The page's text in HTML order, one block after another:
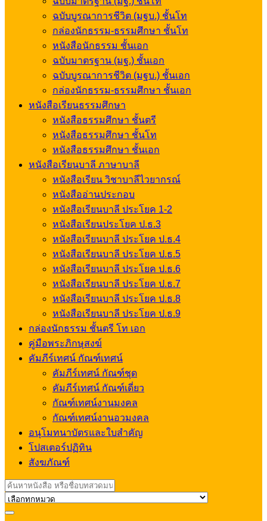
ฉบับบูรณาการชีวิต (มฐบ.) ชั้นโท
กล่องนักธรรม-ธรรมศึกษา ชั้นโท
หนังสือนักธรรม ชั้นเอก
ฉบับมาตรฐาน (มฐ.) ชั้นเอก
ฉบับบูรณาการชีวิต (มฐบ.) ชั้นเอก
กล่องนักธรรม-ธรรมศึกษา ชั้นเอก
หนังสือเรียนธรรมศึกษา
หนังสือธรรมศึกษา ชั้นตรี
หนังสือธรรมศึกษา ชั้นโท
หนังสือธรรมศึกษา ชั้นเอก
หนังสือเรียนบาลี ภาษาบาลี
หนังสือเรียน วิชาบาลีไวยากรณ์
หนังสืออ่านประกอบ
หนังสือเรียนบาลี ประโยค 1-2
หนังสือเรียนประโยค ป.ธ.3
หนังสือเรียนบาลี ประโยค ป.ธ.4
หนังสือเรียนบาลี ประโยค ป.ธ.5
หนังสือเรียนบาลี ประโยค ป.ธ.6
หนังสือเรียนบาลี ประโยค ป.ธ.7
หนังสือเรียนบาลี ประโยค ป.ธ.8
หนังสือเรียนบาลี ประโยค ป.ธ.9
กล่องนักธรรม ชั้นตรี โท เอก
คู่มือพระภิกษุสงฆ์
คัมภีร์เทศน์ กัณฑ์เทศน์
คัมภีร์เทศน์ กัณฑ์ชุด
คัมภีร์เทศน์ กัณฑ์เดี่ยว
กัณฑ์เทศน์งานมงคล
กัณฑ์เทศน์งานอวมงคล
อนุโมทนาบัตรและใบสำคัญ
โปสเตอร์ปฏิทิน
สังฆภัณฑ์
Search
for: